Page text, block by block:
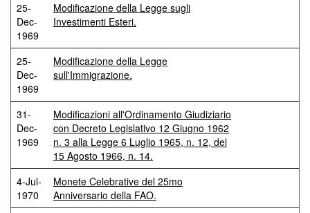
25-
Dec-
1969
Modificazione della Legge sugli
Investimenti Esteri.
25-
Dec-
1969
Modificazione della Legge
sull'Immigrazione.
31-
Dec-
1969
Modificazioni all'Ordinamento Giudiziario
con Decreto Legislativo 12 Giugno 1962
n. 3 alla Legge 6 Luglio 1965, n. 12, del
15 Agosto 1966, n. 14.
4-Jul-
1970
Monete Celebrative del 25mo
Anniversario della FAO.